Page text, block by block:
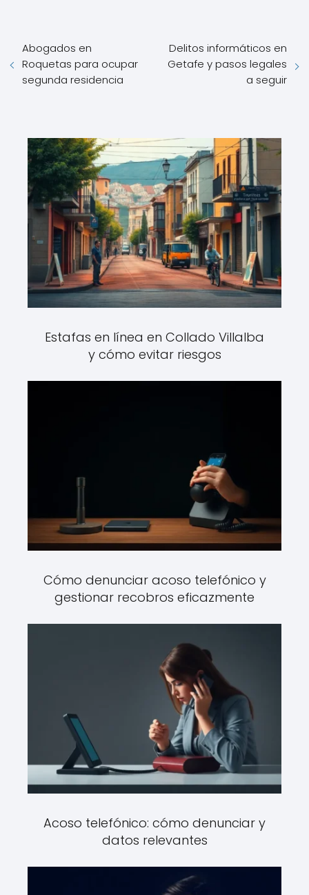
Abogados en
Roquetas para ocupar
segunda residencia
Delitos informáticos en
Getafe y pasos legales
a seguir
Estafas en línea en Collado Villalba
y cómo evitar riesgos
Cómo denunciar acoso telefónico y
gestionar recobros eficazmente
Acoso telefónico: cómo denunciar y
datos relevantes